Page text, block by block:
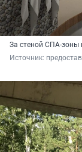
За стеной СПА-зоны
Источник: